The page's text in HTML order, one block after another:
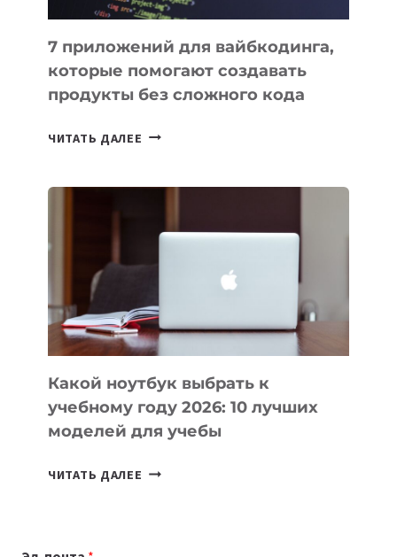
7 приложений для вайбкодинга,
которые помогают создавать
продукты без сложного кода
ЧИТАТЬ ДАЛЕЕ
ПОМОГАЮТ
СОЗДАВАТЬ
БЕЗ
СЛОЖНОГО
КОДА
Какой ноутбук выбрать к
учебному году 2026: 10 лучших
моделей для учебы
ЧИТАТЬ ДАЛЕЕ КАКОЙ